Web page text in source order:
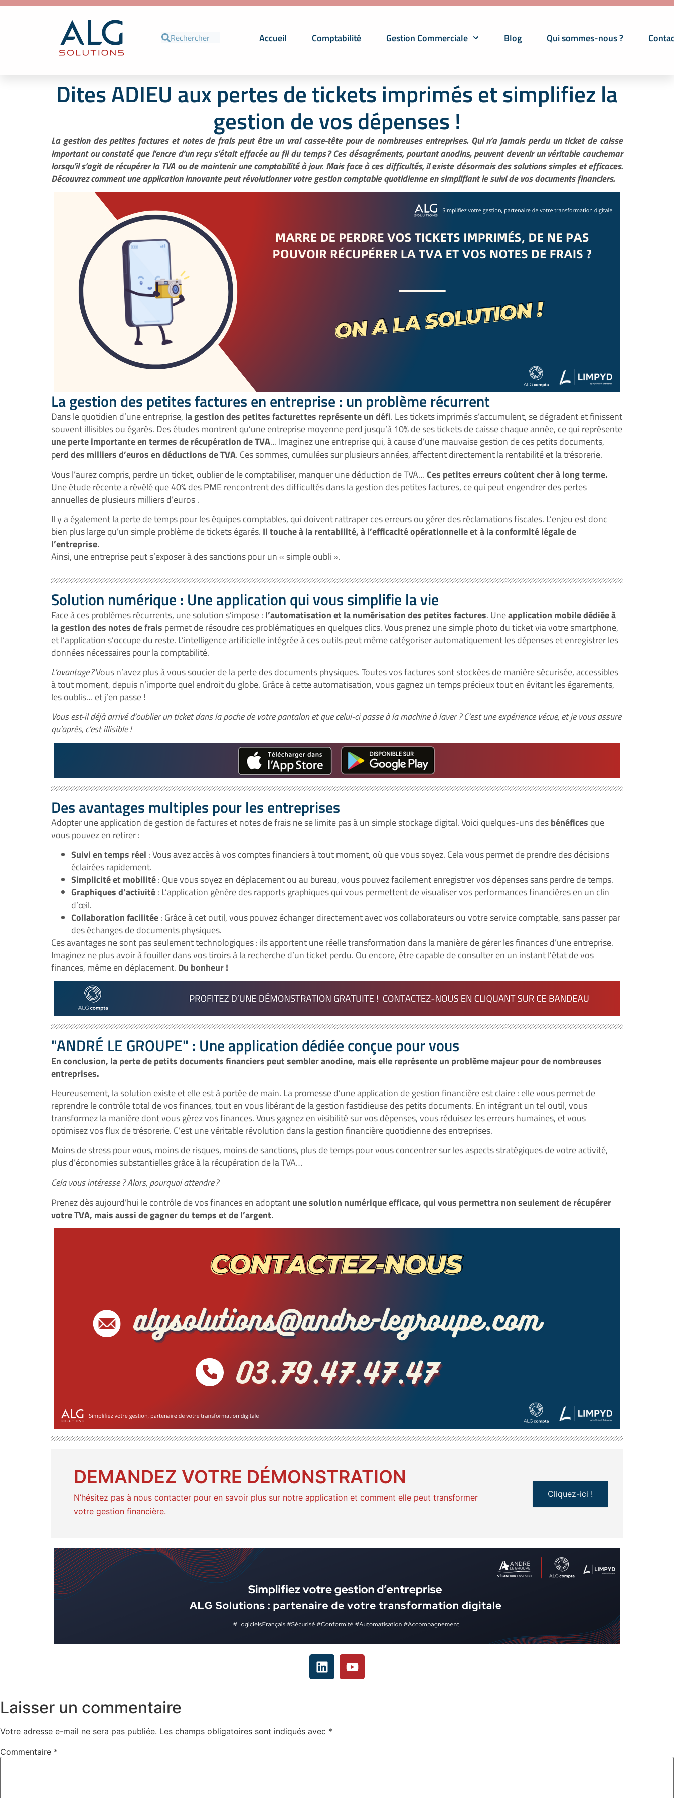
Accueil Comptabilité Gestion Commerciale Blog Qui sommes-nous ?
Dites ADIEU aux pertes de tickets imprimés et simplifiez la
gestion de vos dépenses !
La gestion des petites factures et notes de frais peut être un vrai casse-tête pour de nombreuses entreprises. Qui n’a jamais perdu un ticket de caisse
important ou constaté que l’encre d’un reçu s’était effacée au fil du temps ? Ces désagréments, pourtant anodins, peuvent devenir un véritable cauchemar
lorsqu’il s’agit de récupérer la TVA ou de maintenir une comptabilité à jour. Mais face à ces difficultés, il existe désormais des solutions simples et efficaces.
Découvrez comment une application innovante peut révolutionner votre gestion comptable quotidienne en simplifiant le suivi de vos documents financiers.
La gestion des petites factures en entreprise : un problème récurrent
Dans le quotidien d’une entreprise, la gestion des petites facturettes représente un défi. Les tickets imprimés s’accumulent, se dégradent et finissent
souvent illisibles ou égarés. Des études montrent qu’une entreprise moyenne perd jusqu’à 10% de ses tickets de caisse chaque année, ce qui représente
une perte importante en termes de récupération de TVA… Imaginez une entreprise qui, à cause d’une mauvaise gestion de ces petits documents,
perd des milliers d’euros en déductions de TVA. Ces sommes, cumulées sur plusieurs années, affectent directement la rentabilité et la trésorerie.
Vous l’aurez compris, perdre un ticket, oublier de le comptabiliser, manquer une déduction de TVA…Ces petites erreurs coûtent cher à long terme.
Une étude récente a révélé que 40% des PME rencontrent des difficultés dans la gestion des petites factures, ce qui peut engendrer des pertes
annuelles de plusieurs milliers d’euros .
Il y a également la perte de temps pour les équipes comptables, qui doivent rattraper ces erreurs ou gérer des réclamations fiscales. L’enjeu est donc
bien plus large qu’un simple problème de tickets égarés. Il touche à la rentabilité, à l’efficacité opérationnelle et à la conformité légale de
l’entreprise.
Ainsi, une entreprise peut s’exposer à des sanctions pour un « simple oubli ».
Solution numérique : Une application qui vous simplifie la vie
Face à ces problèmes récurrents, une solution s’impose : l’automatisation et la numérisation des petites factures. Uneapplication mobile dédiée à
la gestion des notes de frais permet de résoudre ces problématiques en quelques clics. Vous prenez une simple photo du ticket via votre smartphone,
et l’application s’occupe du reste. L’intelligence artificielle intégrée à ces outils peut même catégoriser automatiquement les dépenses et enregistrer les
données nécessaires pour la comptabilité.
L’avantage ?Vous n’avez plus à vous soucier de la perte des documents physiques. Toutes vos factures sont stockées de manière sécurisée, accessibles
à tout moment, depuis n’importe quel endroit du globe. Grâce à cette automatisation, vous gagnez un temps précieux tout en évitant les égarements,
les oublis… et j’en passe !
Vous est-il déjà arrivé d’oublier un ticket dans la poche de votre pantalon et que celui-ci passe à la machine à laver ? C’est une expérience vécue, et je vous assure
qu’après, c’est illisible !
Des avantages multiples pour les entreprises
Adopter une application de gestion de factures et notes de frais ne se limite pas à un simple stockage digital. Voici quelques-uns desbénéfices que
vous pouvez en retirer :
Suivi en temps réel : Vous avez accès à vos comptes financiers à tout moment, où que vous soyez. Cela vous permet de prendre des décisions
éclairées rapidement.
Simplicité et mobilité: Que vous soyez en déplacement ou au bureau, vous pouvez facilement enregistrer vos dépenses sans perdre de temps.
Graphiques d’activité: L’application génère des rapports graphiques qui vous permettent de visualiser vos performances financières en un clin
d’œil.
Collaboration facilitée: Grâce à cet outil, vous pouvez échanger directement avec vos collaborateurs ou votre service comptable, sans passer par
des échanges de documents physiques.
Ces avantages ne sont pas seulement technologiques : ils apportent une réelle transformation dans la manière de gérer les finances d’une entreprise.
Imaginez ne plus avoir à fouiller dans vos tiroirs à la recherche d’un ticket perdu. Ou encore, être capable de consulter en un instant l’état de vos
finances, même en déplacement. Du bonheur !
"ANDRÉ LE GROUPE" : Une application dédiée conçue pour vous
En conclusion, la perte de petits documents financiers peut sembler anodine, mais elle représente un problème majeur pour de nombreuses
entreprises.
Heureusement, la solution existe et elle est à portée de main. La promesse d’une application de gestion financière est claire : elle vous permet de
reprendre le contrôle total de vos finances, tout en vous libérant de la gestion fastidieuse des petits documents. En intégrant un tel outil, vous
transformez la manière dont vous gérez vos finances. Vous gagnez en visibilité sur vos dépenses, vous réduisez les erreurs humaines, et vous
optimisez vos flux de trésorerie. C’est une véritable révolution dans la gestion financière quotidienne des entreprises.
Moins de stress pour vous, moins de risques, moins de sanctions, plus de temps pour vous concentrer sur les aspects stratégiques de votre activité,
plus d’économies substantielles grâce à la récupération de la TVA…
Cela vous intéresse ? Alors, pourquoi attendre ?
Prenez dès aujourd’hui le contrôle de vos finances en adoptantune solution numérique efficace, qui vous permettra non seulement de récupérer
votre TVA, mais aussi de gagner du temps et de l’argent.
DEMANDEZ VOTRE DÉMONSTRATION
N’hésitez pas à nous contacter pour en savoir plus sur notre application et comment elle peut transformer
votre gestion financière.
Cliquez-ici !
Laisser un commentaire
Votre adresse e-mail ne sera pas publiée. Les champs obligatoires sont indiqués avec *
Commentaire *